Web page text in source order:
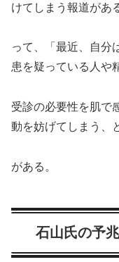
けてしまう報道があ
って、「最近、自分
患を疑っている人や
受診の必要性を肌で
動を妨げてしまう、
がある。
石山氏の予